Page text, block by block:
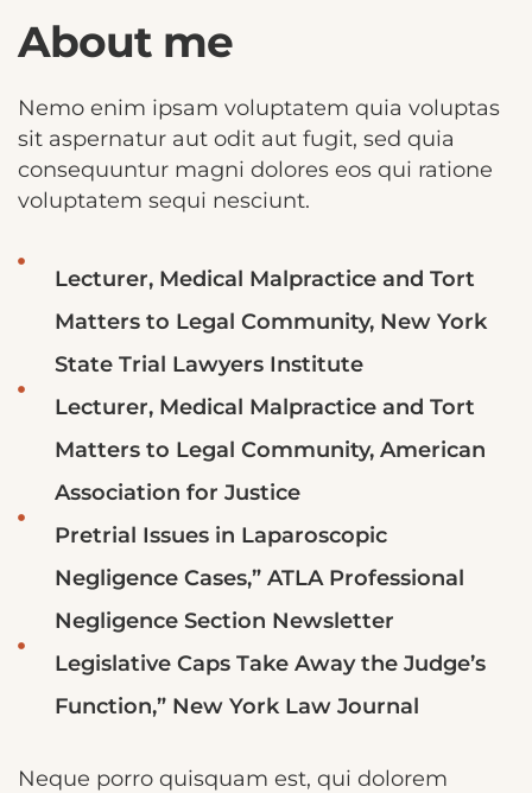
About me
Nemo enim ipsam voluptatem quia voluptas
sit aspernatur aut odit aut fugit, sed quia
consequuntur magni dolores eos qui ratione
voluptatem sequi nesciunt.
Lecturer, Medical Malpractice and Tort
Matters to Legal Community, New York
State Trial Lawyers Institute
Lecturer, Medical Malpractice and Tort
Matters to Legal Community, American
Association for Justice
Pretrial Issues in Laparoscopic
Negligence Cases,” ATLA Professional
Negligence Section Newsletter
Legislative Caps Take Away the Judge’s
Function,” New York Law Journal
Neque porro quisquam est, qui dolorem